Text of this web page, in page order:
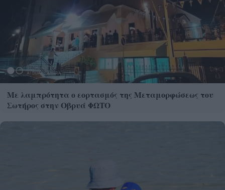
Με λαμπρότητα ο εορτασμός της Μεταμορφώσεως του
Σωτήρος στην Οβρυά ΦΩΤΟ